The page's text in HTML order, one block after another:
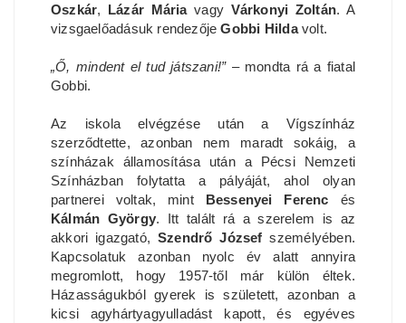
Oszkár, Lázár Máriavagy Várkonyi Zoltán. A
vizsgaelőadásuk rendezőjeGobbi Hildavolt.
„Ő, mindent el tud játszani!”– mondta rá a fiatal
Gobbi.
Az iskola elvégzése után a Vígszínház
szerződtette, azonban nem maradt sokáig, a
színházak államosítása után a Pécsi Nemzeti
Színházban folytatta a pályáját, ahol olyan
partnerei voltak, mint Bessenyei Ferenc és
Kálmán György. Itt talált rá a szerelem is az
akkori igazgató, Szendrő József személyében.
Kapcsolatuk azonban nyolc év alatt annyira
megromlott, hogy 1957-től már külön éltek.
Házasságukból gyerek is született, azonban a
kicsi agyhártyagyulladást kapott, és egyéves